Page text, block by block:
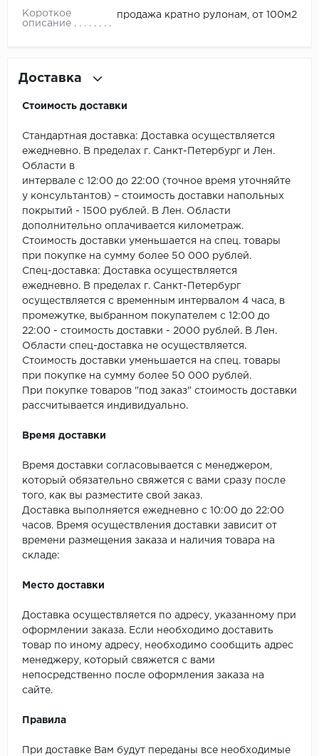
Pergo
Smartprofile
SPC
SPC Alta Step
SPC Betta
SPC Ideal Flooring
SPC Kronostep
TANTO
Vinilam
Короткое
описание
продажа кратно рулонам, от 100м2
Доставка
Стоимость доставки
Стандартная доставка: Доставка осуществляется
ежедневно. В пределах г. Санкт-Петербург и Лен.
Области в
интервале с 12:00 до 22:00 (точное время уточняйте
у консультантов) – стоимость доставки напольных
покрытий - 1500 рублей. В Лен. Области
дополнительно оплачивается километраж.
Стоимость доставки уменьшается на спец. товары
при покупке на сумму более 50 000 рублей.
Спец-доставка: Доставка осуществляется
ежедневно. В пределах г. Санкт-Петербург
осуществляется с временным интервалом 4 часа, в
промежутке, выбранном покупателем с 12:00 до
22:00 - стоимость доставки - 2000 рублей. В Лен.
Области спец-доставка не осуществляется.
Стоимость доставки уменьшается на спец. товары
при покупке на сумму более 50 000 рублей.
При покупке товаров "под заказ" стоимость доставки
рассчитывается индивидуально.
Время доставки
Время доставки согласовывается с менеджером,
который обязательно свяжется с вами сразу после
того, как вы разместите свой заказ.
Доставка выполняется ежедневно с 10:00 до 22:00
часов. Время осуществления доставки зависит от
времени размещения заказа и наличия товара на
складе:
Место доставки
Доставка осуществляется по адресу, указанному при
оформлении заказа. Если необходимо доставить
товар по иному адресу, необходимо сообщить адрес
менеджеру, который свяжется с вами
непосредственно после оформления заказа на
сайте.
Правила
При доставке Вам будут переданы все необходимые